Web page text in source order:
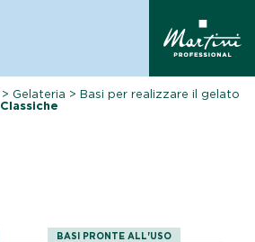
> Gelateria >Basi per realizzare il gelato
Classiche
BASI PRONTE ALL'USO